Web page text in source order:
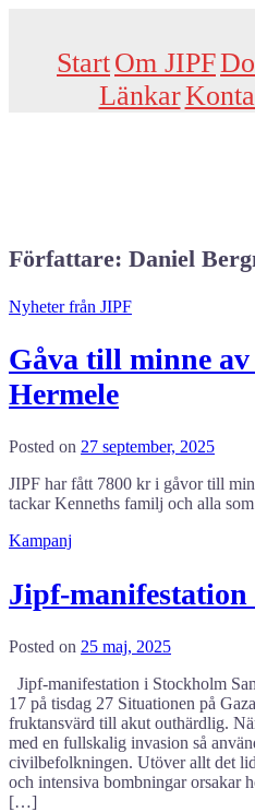
StartOm JIPF
Länkar
Författare: Daniel
Nyheter från JIPF
Gåva till minne
Hermele
Posted on 27 september, 2025
JIPF har fått 7800 kr i gåvor till
tackar Kenneths familj och alla
Kampanj
Jipf-
Posted on 25 maj, 2025
Jipf-manifestation i Stockholm
17 på tisdag 27 Situationen på
fruktansvärd till akut outhärdlig.
med en fullskalig invasion så
civilbefolkningen. Utöver allt det
och intensiva bombningar orsakar
[…]